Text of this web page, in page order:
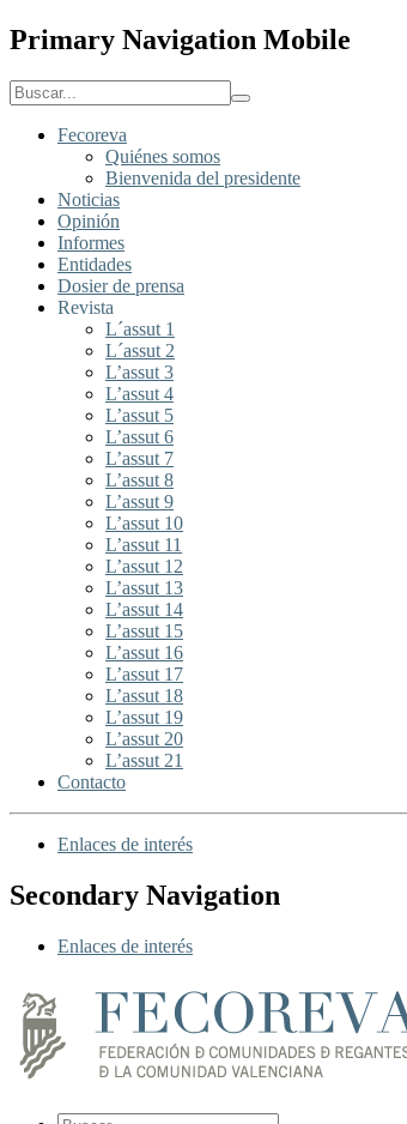
Primary Navigation Mobile
Fecoreva
Quiénes somos
Bienvenida del presidente
Noticias
Opinión
Informes
Entidades
Dosier de prensa
Revista
L´assut 1
L´assut 2
L’assut 3
L’assut 4
L’assut 5
L’assut 6
L’assut 7
L’assut 8
L’assut 9
L’assut 10
L’assut 11
L’assut 12
L’assut 13
L’assut 14
L’assut 15
L’assut 16
L’assut 17
L’assut 18
L’assut 19
L’assut 20
L’assut 21
Contacto
Enlaces de interés
Secondary Navigation
Enlaces de interés